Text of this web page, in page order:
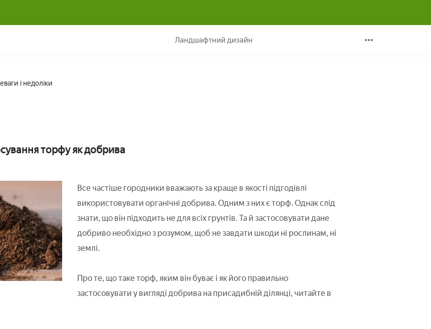
Ландшафтний дизайн
і недоліки
торфу як добрива
Все частіше городники вважають за краще в якості підгодівлі
використовувати органічні добрива. Одним з них є торф. Однак слід
знати, що він підходить не для всіх грунтів. Та й застосовувати дане
добриво необхідно з розумом, щоб не завдати шкоди ні рослинам, ні
землі.
Про те, що таке торф, яким він буває і як його правильно
застосовувати у вигляді добрива на присадибній ділянці, читайте в